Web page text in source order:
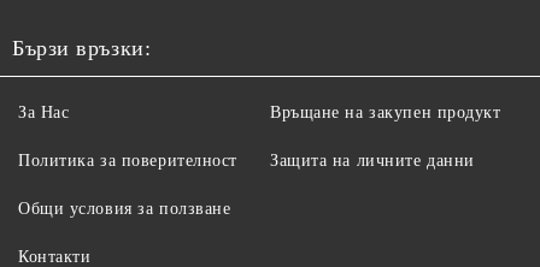
Бързи връзки:
За Нас
Политика за поверителност
Общи условия за ползване
Контакти
Връщане на закупен продукт
Защита на личните данни